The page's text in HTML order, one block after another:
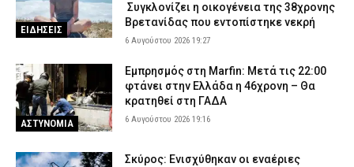
ΕΙΔΗΣΕΙΣ
Συγκλονίζει η οικογένεια της 38χρονης
Βρετανίδας που εντοπίστηκε νεκρή
6 Αυγούστου 2026 19:27
ΑΣΤΥΝΟΜΙΑ
Εμπρησμός στη Marfin: Μετά τις 22:00
φτάνει στην Ελλάδα η 46χρονη – Θα
κρατηθεί στη ΓΑΔΑ
6 Αυγούστου 2026 19:16
Σκύρος: Ενισχύθηκαν οι εναέριες